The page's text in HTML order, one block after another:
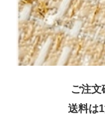
ご注文
送料は